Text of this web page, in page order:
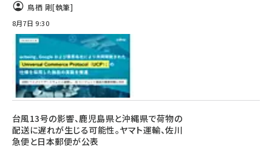
鳥栖 剛[執筆]
8月7日 9:30
台風13号の影響、鹿児島県と沖縄県で荷物の
配送に遅れが生じる可能性。ヤマト運輸、佐川
急便と日本郵便が公表